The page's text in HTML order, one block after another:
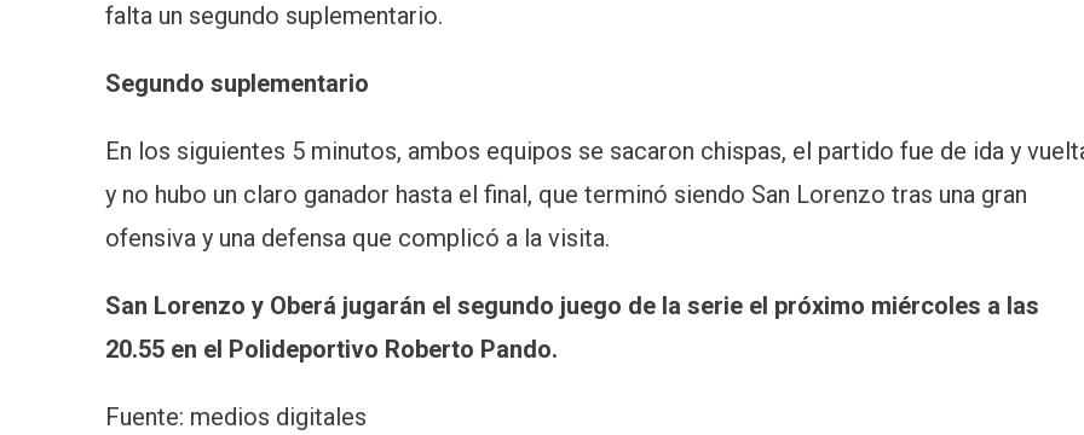
falta un segundo suplementario.
Segundo suplementario
En los siguientes 5 minutos, ambos equipos se sacaron chispas, el partido fue de ida y
y no hubo un claro ganador hasta el final, que terminó siendo San Lorenzo tras una gran
ofensiva y una defensa que complicó a la visita.
San Lorenzo y Oberá jugarán el segundo juego de la serie el próximo miércoles a las
20.55 en el Polideportivo Roberto Pando.
Fuente: medios digitales